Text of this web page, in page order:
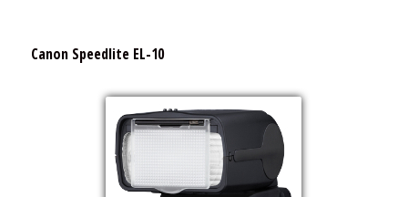
Canon Speedlite EL-10